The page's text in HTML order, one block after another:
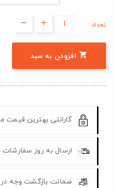
تعداد :
 افزودن به سبد
گارانتی بهترین
ارسال به روز
ضمانت بازگشت وجه